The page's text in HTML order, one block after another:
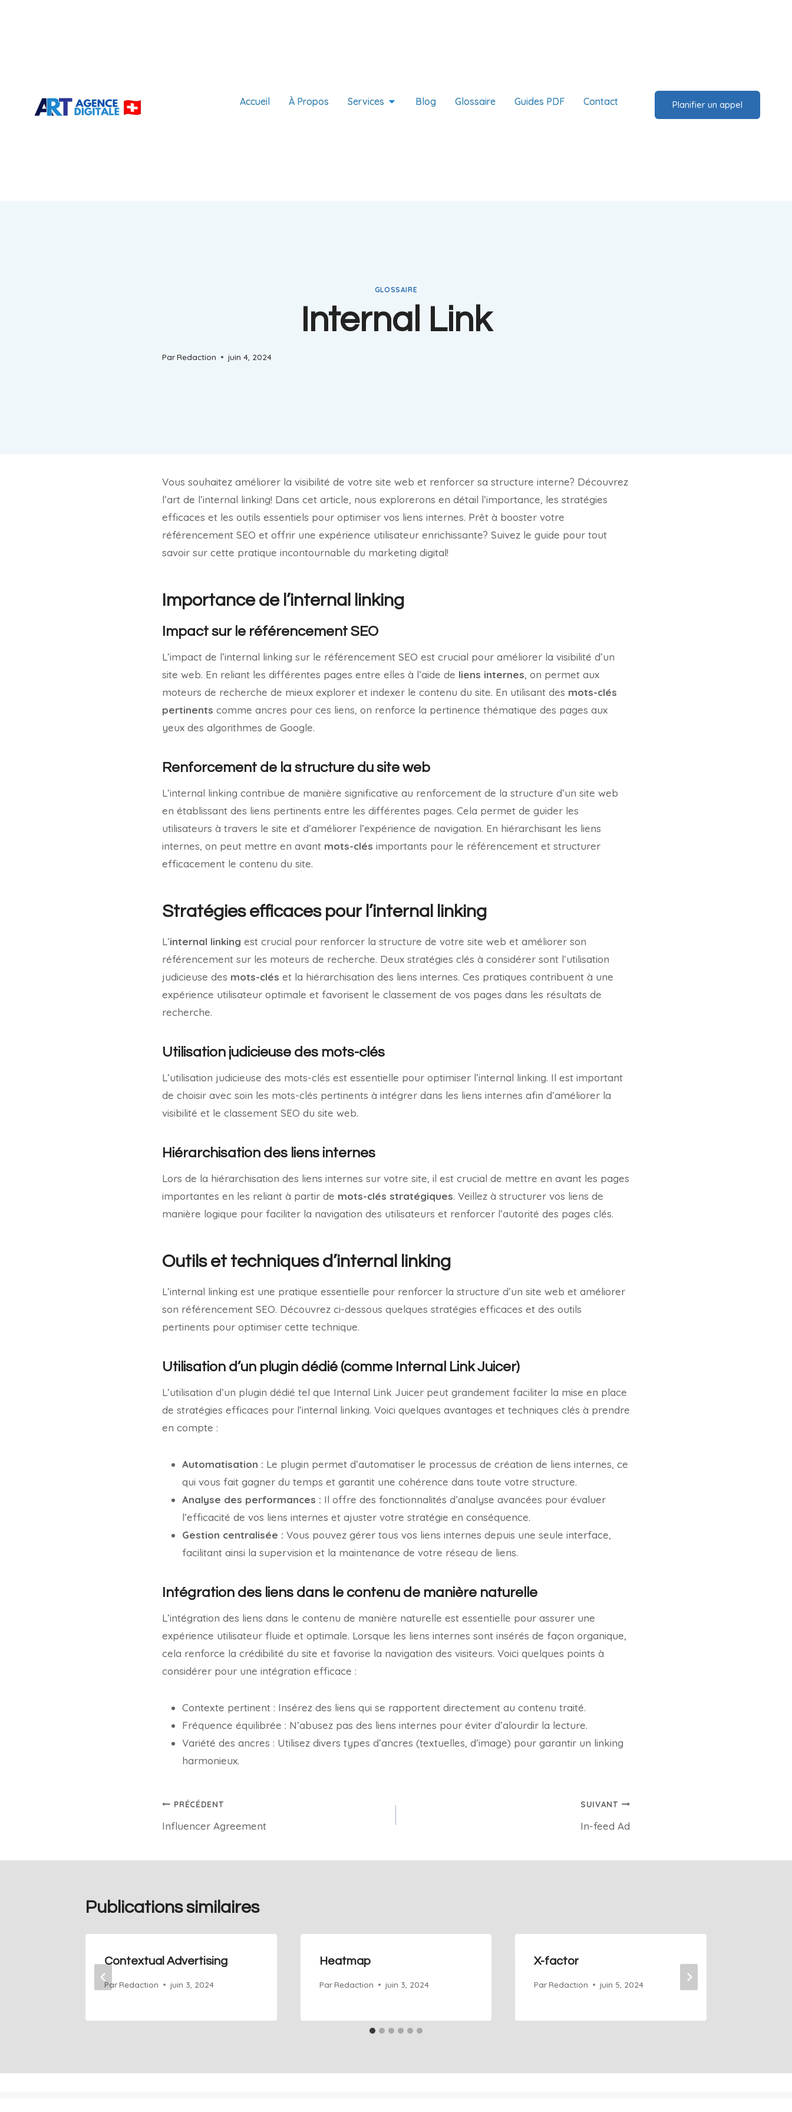
Accueil À Propos Services Blog Glossaire Guides PDF Contact Planifier un appel
GLOSSAIRE
Internal Link
ParRedaction juin 4, 2024
Vous souhaitez améliorer la visibilité de votre site web et renforcer sa structure interne? Découvrez
l’art de l’internal linking! Dans cet article, nous explorerons en détail l’importance, les stratégies
efficaces et les outils essentiels pour optimiser vos liens internes. Prêt à booster votre
référencement SEO et offrir une expérience utilisateur enrichissante? Suivez le guide pour tout
savoir sur cette pratique incontournable du marketing digital!
Importance de l’internal linking
Impact sur le référencement SEO
L’impact de l’internal linking sur le référencement SEO est crucial pour améliorer la visibilité d’un
site web. En reliant les différentes pages entre elles à l’aide de liens internes, on permet aux
moteurs de recherche de mieux explorer et indexer le contenu du site. En utilisant des mots-clés
pertinents comme ancres pour ces liens, on renforce la pertinence thématique des pages aux
yeux des algorithmes de Google.
Renforcement de la structure du site web
L’internal linking contribue de manière significative au renforcement de la structure d’un site web
en établissant des liens pertinents entre les différentes pages. Cela permet de guider les
utilisateurs à travers le site et d’améliorer l’expérience de navigation. En hiérarchisant les liens
internes, on peut mettre en avant mots-clés importants pour le référencement et structurer
efficacement le contenu du site.
Stratégies efficaces pour l’internal linking
L’internal linking est crucial pour renforcer la structure de votre site web et améliorer son
référencement sur les moteurs de recherche. Deux stratégies clés à considérer sont l’utilisation
judicieuse des mots-clés et la hiérarchisation des liens internes. Ces pratiques contribuent à une
expérience utilisateur optimale et favorisent le classement de vos pages dans les résultats de
recherche.
Utilisation judicieuse des mots-clés
L’utilisation judicieuse des mots-clés est essentielle pour optimiser l’internal linking. Il est important
de choisir avec soin les mots-clés pertinents à intégrer dans les liens internes afin d’améliorer la
visibilité et le classement SEO du site web.
Hiérarchisation des liens internes
Lors de la hiérarchisation des liens internes sur votre site, il est crucial de mettre en avant les pages
importantes en les reliant à partir de mots-clés stratégiques. Veillez à structurer vos liens de
manière logique pour faciliter la navigation des utilisateurs et renforcer l’autorité des pages clés.
Outils et techniques d’internal linking
L’internal linking est une pratique essentielle pour renforcer la structure d’un site web et améliorer
son référencement SEO. Découvrez ci-dessous quelques stratégies efficaces et des outils
pertinents pour optimiser cette technique.
Utilisation d’un plugin dédié (comme Internal Link Juicer)
L’utilisation d’un plugin dédié tel que Internal Link Juicer peut grandement faciliter la mise en place
de stratégies efficaces pour l’internal linking. Voici quelques avantages et techniques clés à prendre
en compte :
Automatisation : Le plugin permet d’automatiser le processus de création de liens internes, ce
qui vous fait gagner du temps et garantit une cohérence dans toute votre structure.
Analyse des performances : Il offre des fonctionnalités d’analyse avancées pour évaluer
l’efficacité de vos liens internes et ajuster votre stratégie en conséquence.
Gestion centralisée : Vous pouvez gérer tous vos liens internes depuis une seule interface,
facilitant ainsi la supervision et la maintenance de votre réseau de liens.
Intégration des liens dans le contenu de manière naturelle
L’intégration des liens dans le contenu de manière naturelle est essentielle pour assurer une
expérience utilisateur fluide et optimale. Lorsque les liens internes sont insérés de façon organique,
cela renforce la crédibilité du site et favorise la navigation des visiteurs. Voici quelques points à
considérer pour une intégration efficace :
Contexte pertinent : Insérez des liens qui se rapportent directement au contenu traité.
Fréquence équilibrée : N’abusez pas des liens internes pour éviter d’alourdir la lecture.
Variété des ancres : Utilisez divers types d’ancres (textuelles, d’image) pour garantir un linking
harmonieux.
PRÉCÉDENT
Influencer Agreement
SUIVANT
In-feed Ad
Publications similaires
Contextual Advertising
Par Redaction juin 3, 2024
Heatmap
Par Redaction juin 3, 2024
X-factor
Par Redaction juin 5, 2024